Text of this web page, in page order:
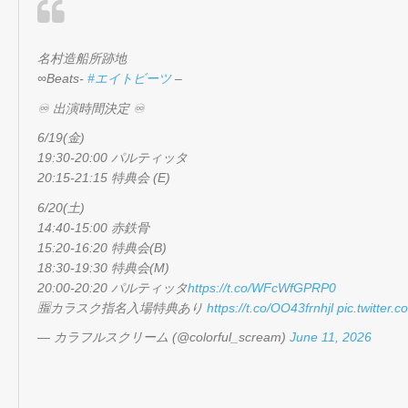
名村造船所跡地
∞Beats- #エイトビーツ–
♾️ 出演時間決定 ♾️
6/19(金)
19:30-20:00 パルティッタ
20:15-21:15 特典会 (E)
6/20(土)
14:40-15:00 赤鉄骨
15:20-16:20 特典会(B)
18:30-19:30 特典会(M)
20:00-20:20 パルティッタhttps://t.co/WFcWfGPRP0
🈯️カラスク指名入場特典あり https://t.co/OO43frnhjl
— カラフルスクリーム (@colorful_scream) June 11, 2026